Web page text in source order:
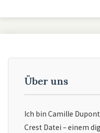
Über uns
Ich bin Camille
Crest Datei – einem